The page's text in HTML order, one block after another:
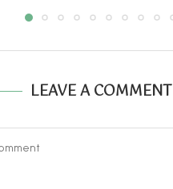
LEAVE A COMMENT